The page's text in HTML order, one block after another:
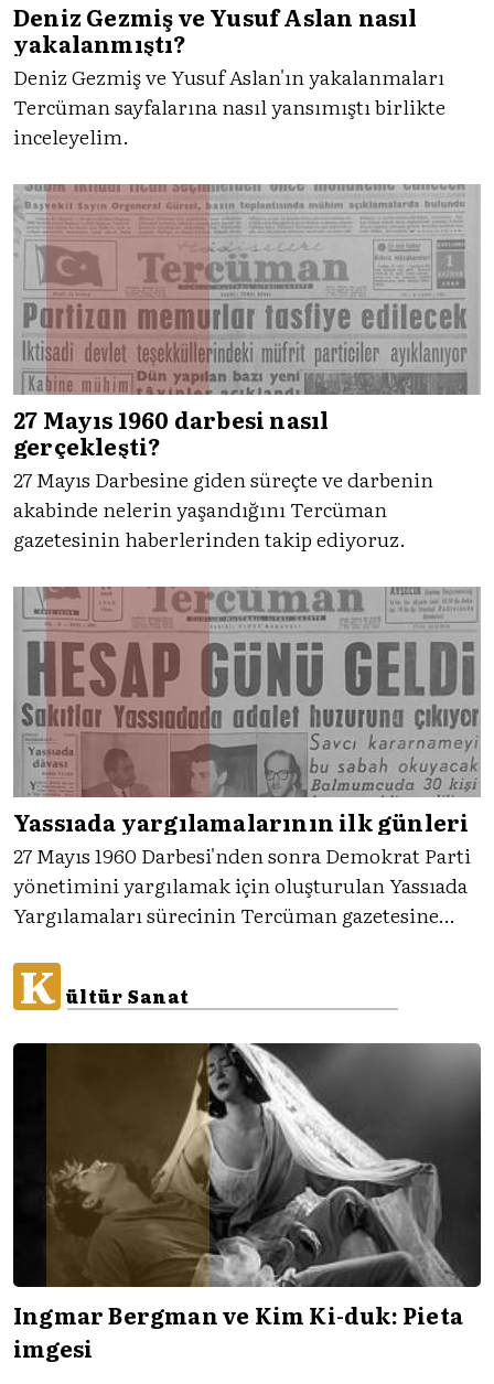
Deniz Gezmiş ve Yusuf Aslan nasıl
yakalanmıştı?
Deniz Gezmiş ve Yusuf Aslan'ın yakalanmaları
Tercüman sayfalarına nasıl yansımıştı birlikte
inceleyelim.
27 Mayıs 1960 darbesi nasıl
gerçekleşti?
27 Mayıs Darbesine giden süreçte ve darbenin
akabinde nelerin yaşandığını Tercüman
gazetesinin haberlerinden takip ediyoruz.
Yassıada yargılamalarının ilk günleri
27 Mayıs 1960 Darbesi'nden sonra Demokrat Parti
yönetimini yargılamak için oluşturulan Yassıada
Yargılamaları sürecinin Tercüman gazetesine
K ültür Sanat
Ingmar Bergman ve Kim Ki-duk: Pieta
imgesi